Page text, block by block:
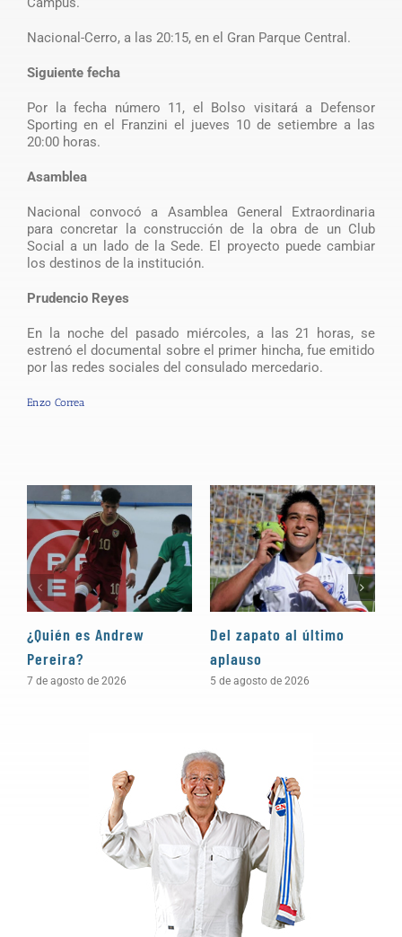
Nacional-Cerro, a las 20:15, en el Gran Parque Central.
Siguiente fecha
Por la fecha número 11, el Bolso visitará a Defensor
Sporting en el Franzini el jueves 10 de setiembre a las
20:00 horas.
Asamblea
Nacional convocó a Asamblea General Extraordinaria
para concretar la construcción de la obra de un Club
Social a un lado de la Sede. El proyecto puede cambiar
los destinos de la institución.
Prudencio Reyes
En la noche del pasado miércoles, a las 21 horas, se
estrenó el documental sobre el primer hincha, fue emitido
por las redes sociales del consulado mercedario.
Enzo Correa
¿Quién es Andrew
Pereira?
7 de agosto de 2026
Del zapato al último
aplauso
5 de agosto de 2026